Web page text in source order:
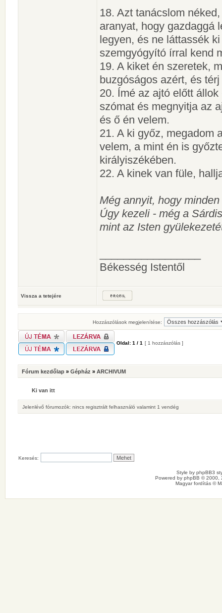
18. Azt tanácslom
aranyat, hogy gazdaggá
legyen, és ne láttassék
szemgyógyító írral kend
19. A kiket én szeretek,
buzgóságos azért, és
20. Ímé az ajtó előtt
szómat és megnyitja az
és ő én velem.
21. A ki győz, megadom
velem, a mint én is
királyiszékében.
22. A kinek van füle,
Még annyit, hogy
Úgy kezeli - még a
mint az Isten
Békesség Istentől
Vissza a tetejére
Hozzászólások megjelenítése:
Oldal: 1 / 1 [ 1 hozzászólás ]
Fórum kezdőlap » Gépház » ARCHIVUM
Ki van itt
Jelenlévő fórumozók: nincs regisztrált felhasználó valamint 1 vendég
Keresés:
Style by phpBB3
Powered by phpBB © 2000,
Magyar fordítás ©